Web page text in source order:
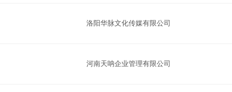
洛阳华脉文化传媒有限公司
河南天呐企业管理有限公司